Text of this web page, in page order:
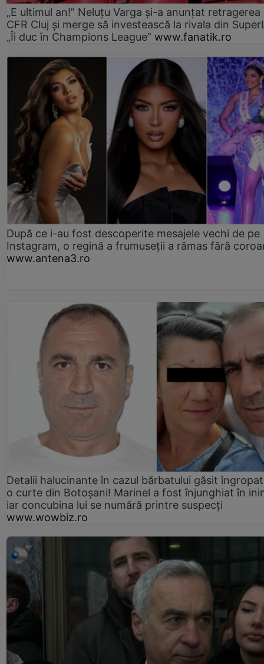
„E ultimul an!” Neluțu Varga și-a anunțat retragerea
CFR Cluj și merge să investească la rivala din
„Îi duc în Champions League” www.fanatik.ro
După ce i-au fost descoperite mesajele vechi de pe
Instagram, o regină a frumuseții a rămas fără
www.antena3.ro
Detalii halucinante în cazul bărbatului găsit
o curte din Botoșani! Marinel a fost înjunghiat în
iar concubina lui se numără printre suspecți
www.wowbiz.ro